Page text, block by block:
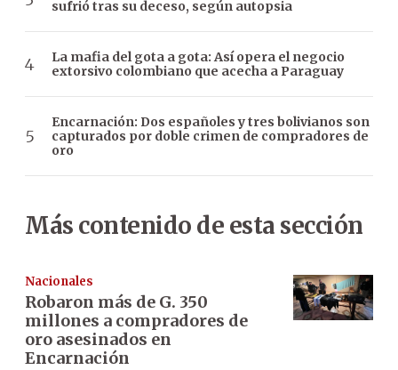
sufrió tras su deceso, según autopsia
La mafia del gota a gota: Así opera el negocio
extorsivo colombiano que acecha a Paraguay
Encarnación: Dos españoles y tres bolivianos son
capturados por doble crimen de compradores de
oro
Más contenido de esta sección
Nacionales
Robaron más de G. 350
millones a compradores de
oro asesinados en
Encarnación